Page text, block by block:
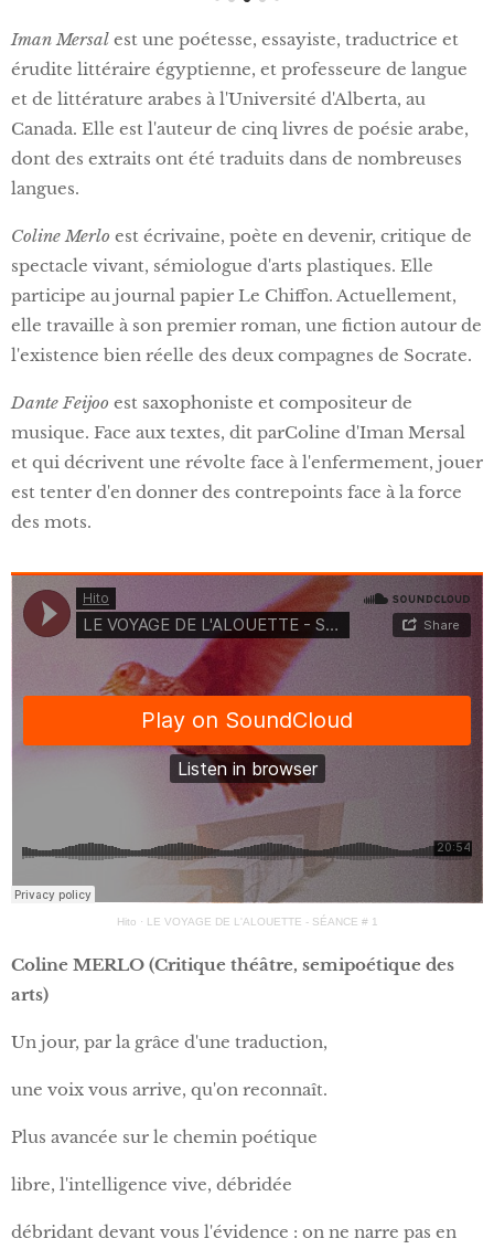
Iman Mersal est une poétesse, essayiste, traductrice et
érudite littéraire égyptienne, et professeure de langue
et de littérature arabes à l'Université d'Alberta, au
Canada. Elle est l'auteur de cinq livres de poésie arabe,
dont des extraits ont été traduits dans de nombreuses
langues.
Coline Merlo est écrivaine, poète en devenir, critique de
spectacle vivant, sémiologue d'arts plastiques. Elle
participe au journal papier Le Chiffon. Actuellement,
elle travaille à son premier roman, une fiction autour de
l'existence bien réelle des deux compagnes de Socrate.
Dante Feijoo est saxophoniste et compositeur de
musique. Face aux textes, dit parColine d'Iman Mersal
et qui décrivent une révolte face à l'enfermement, jouer
est tenter d'en donner des contrepoints face à la force
des mots.
Hito · LE VOYAGE DE L'ALOUETTE - SÉANCE # 1
Coline MERLO (Critique théâtre, semipoétique des
arts)
Un jour, par la grâce d'une traduction,
une voix vous arrive, qu'on reconnaît.
Plus avancée sur le chemin poétique
libre, l'intelligence vive, débridée
débridant devant vous l'évidence : on ne narre pas en